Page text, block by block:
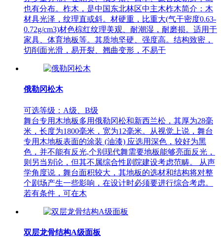
也有分布。柞木，是中国东北林区中主木柞木简介：木
材具光泽，纹理直或斜。材硬重，比重大(气干密度0.63-
0.72g/cm3)材色棕红纹理美观、耐潮湿，耐磨损。适用于
家具、体育地板等。其质地坚硬、强度高。结构致密，
切削面光滑，易开裂、翘曲变形，不易干
俄勒冈松木
可选等级：A级、B级
舞台专用木地板多用俄勒冈松和新西兰松，其厚为28毫
米，长度为1800毫米，宽为12毫米。从视觉上说，舞台
专用木地板表面的涂装 (油漆) 应选用深色，较好为黑
色，并不能有反光,个别现代舞需要地板能够亮面反光，
则另当别论，但其不属综合性剧院建设考虑范畴。 从声
学角度说，舞台面积较大，其地板的选材和结构将对整
个剧场产生一些影响，在设计时必须要进行综合考虑。
若有条件，可在木
双层龙骨结构A级面板